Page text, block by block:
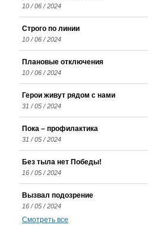
10 / 06 / 2024
Строго по линии
10 / 06 / 2024
Плановые отключения
10 / 06 / 2024
Герои живут рядом с нами
31 / 05 / 2024
Пока – профилактика
31 / 05 / 2024
Без тыла нет Победы!
16 / 05 / 2024
Вызвал подозрение
16 / 05 / 2024
Смотреть все